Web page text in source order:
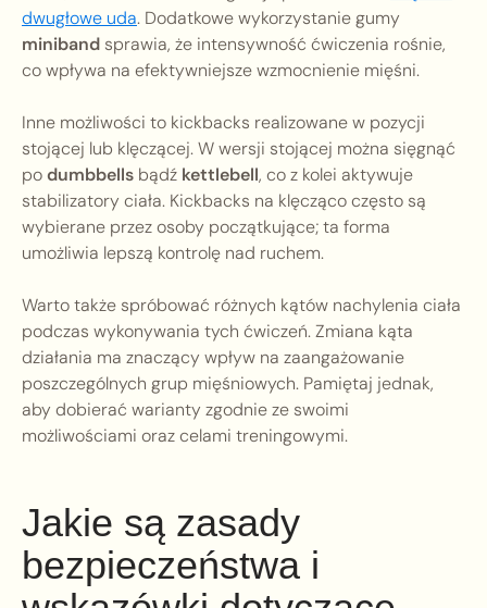
dwugłowe uda. Dodatkowe wykorzystanie gumy
miniband sprawia, że intensywność ćwiczenia rośnie,
co wpływa na efektywniejsze wzmocnienie mięśni.
Inne możliwości to kickbacks realizowane w pozycji
stojącej lub klęczącej. W wersji stojącej można sięgnąć
podumbbells bądź kettlebell, co z kolei aktywuje
stabilizatory ciała. Kickbacks na klęcząco często są
wybierane przez osoby początkujące; ta forma
umożliwia lepszą kontrolę nad ruchem.
Warto także spróbować różnych kątów nachylenia ciała
podczas wykonywania tych ćwiczeń. Zmiana kąta
działania ma znaczący wpływ na zaangażowanie
poszczególnych grup mięśniowych. Pamiętaj jednak,
aby dobierać warianty zgodnie ze swoimi
możliwościami oraz celami treningowymi.
Jakie są zasady
bezpieczeństwa i